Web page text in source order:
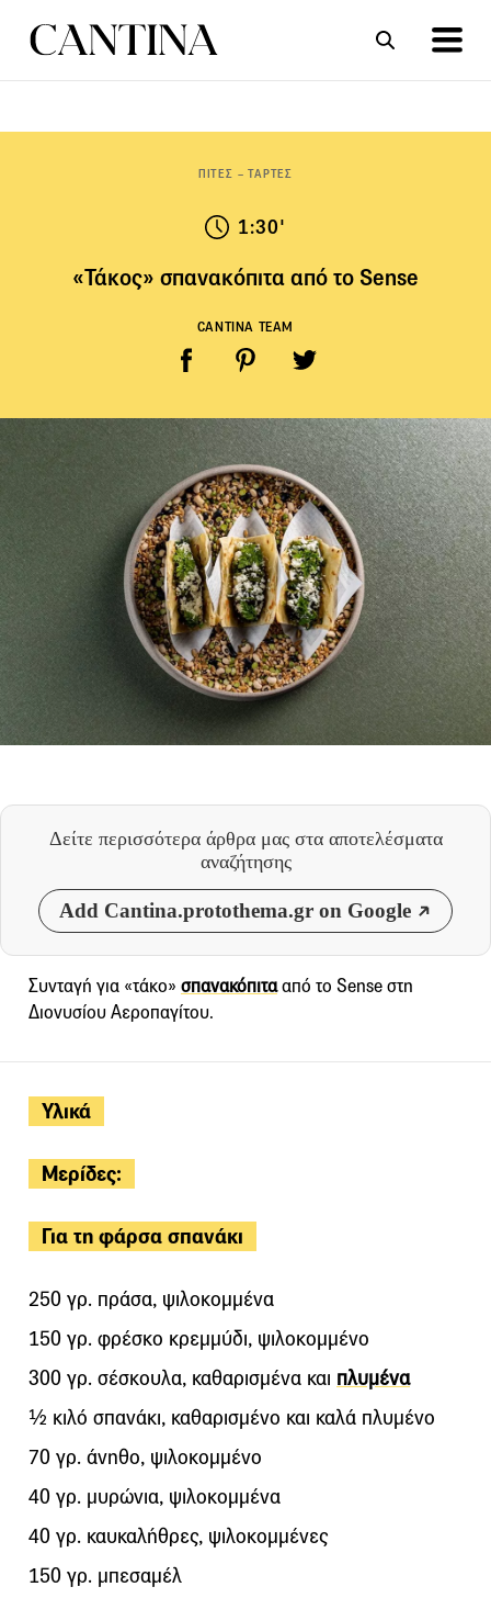
ΠΙΤΕΣ – ΤΑΡΤΕΣ
1:30'
«Τάκος» σπανακόπιτα από το Sense
CANTINA TEAM
Δείτε περισσότερα άρθρα μας στα αποτελέσματα
αναζήτησης
Add Cantina.protothema.gr on Google
Υλικά
Μερίδες:
Για τη φάρσα σπανάκι
250 γρ. πράσα, ψιλοκομμένα
150 γρ. φρέσκο κρεμμύδι, ψιλοκομμένο
300 γρ. σέσκουλα, καθαρισμένα και πλυμένα
½ κιλό σπανάκι, καθαρισμένο και καλά πλυμένο
70 γρ. άνηθο, ψιλοκομμένο
40 γρ. μυρώνια, ψιλοκομμένα
40 γρ. καυκαλήθρες, ψιλοκομμένες
150 γρ. μπεσαμέλ
Συνταγή για «τάκο» σπανακόπιτααπό το Sense στη
Διονυσίου Αεροπαγίτου.